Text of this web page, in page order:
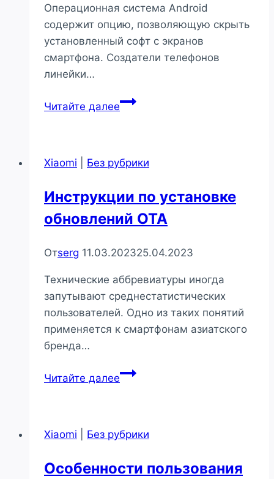
Операционная система Android
содержит опцию, позволяющую скрыть
установленный софт с экранов
смартфона. Создатели телефонов
линейки…
Читайте далееКак
смартфонах
Xiaomi Без рубрики
Инструкции по установке
обновлений OTA
Отserg 11.03.202325.04.2023
Технические аббревиатуры иногда
запутывают среднестатистических
пользователей. Одно из таких понятий
применяется к смартфонам азиатского
бренда…
Читайте далееИнструкции
OTA
Xiaomi Без рубрики
Особенности пользования